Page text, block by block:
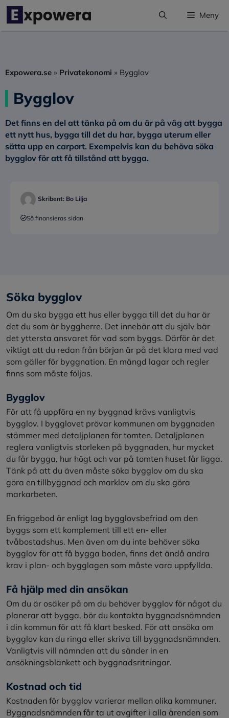
Hoppa
innehåll
Meny
Expowera.se » Privatekonomi » Bygglov
Bygglov
Det finns en del att tänka på om du är på väg att bygga
ett nytt hus, bygga till det du har, bygga uterum eller
sätta upp en carport. Exempelvis kan du behöva söka
bygglov för att få tillstånd att bygga.
Skribent: Bo Lilja
Så finansieras sidan
Söka bygglov
Om du ska bygga ett hus eller bygga till det du har är
det du som är byggherre. Det innebär att du själv bär
det yttersta ansvaret för vad som byggs. Därför är det
viktigt att du redan från början är på det klara med vad
som gäller för byggnation. En mängd lagar och regler
finns som måste följas.
Bygglov
För att få uppföra en ny byggnad krävs vanligtvis
bygglov. I bygglovet prövar kommunen om byggnaden
stämmer med detaljplanen för tomten. Detaljplanen
reglera vanligtvis storleken på byggnaden, hur mycket
du får bygga, hur högt och var på tomten huset får ligga.
Tänk på att du även måste söka bygglov om du ska
göra en tillbyggnad och marklov om du ska göra
markarbeten.
En friggebod är enligt lag bygglovsbefriad om den
byggs som ett komplement till ett en- eller
tvåbostadshus. Men även om du inte behöver söka
bygglov för att få bygga boden, finns det ändå andra
krav i plan- och bygglagen som måste vara uppfyllda.
Få hjälp med din ansökan
Om du är osäker på om du behöver bygglov för något du
planerar att bygga, bör du kontakta byggnadsnämnden
i din kommun för att få klart besked. För att ansöka om
bygglov kan du ringa eller skriva till byggnadsnämnden.
Vanligtvis vill nämnden att du sänder in en
ansökningsblankett och byggnadsritningar.
Kostnad och tid
Kostnaden för bygglov varierar mellan olika kommuner.
Byggnadsnämnden får ta ut avgifter i alla ärenden som